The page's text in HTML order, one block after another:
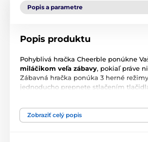
Popis a parametre
Popis produktu
Pohyblivá hračka Cheerble ponúkne
miláčikom veľa zábavy, pokiaľ práve
Zábavná hračka ponúka 3 herné
jednoducho prepnete stlačením
farebne, múdra jasne
informovať na Vami zvolený režim aj
Zobraziť celý popis